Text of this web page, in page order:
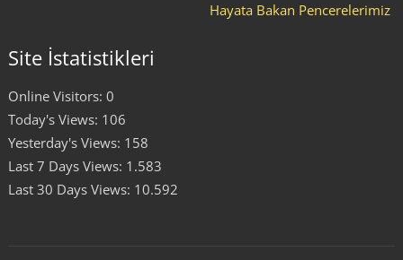
Hayata Bakan Pencerelerimiz
Site İstatistikleri
Online Visitors: 0
Today's Views: 106
Yesterday's Views: 158
Last 7 Days Views: 1.583
Last 30 Days Views: 10.592